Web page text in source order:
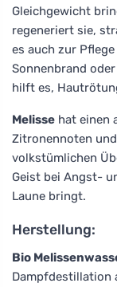
Gleichgewicht
regeneriert sie,
es auch zur
Sonnenbrand
hilft es,
Melisse hat einen
Zitronennoten
volkstümlichen
Geist bei Angst-
Laune bringt.
Herstellung:
Bio
Dampfdestillation